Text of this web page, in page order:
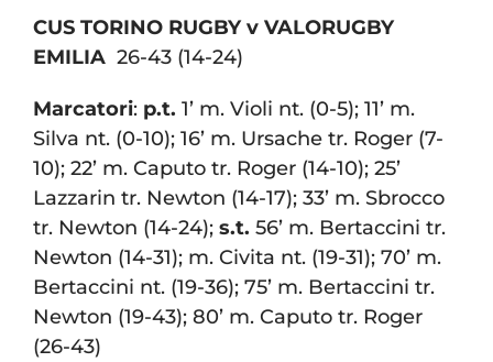
CUS TORINO RUGBY v VALORUGBY
EMILIA 26-43 (14-24)
Marcatori: p.t. 1’ m. Violi nt. (0-5); 11’ m.
Silva nt. (0-10); 16’ m. Ursache tr. Roger (7-
10); 22’ m. Caputo tr. Roger (14-10); 25’
Lazzarin tr. Newton (14-17); 33’ m. Sbrocco
tr. Newton (14-24); s.t. 56’ m. Bertaccini tr.
Newton (14-31); m. Civita nt. (19-31); 70’ m.
Bertaccini nt. (19-36); 75’ m. Bertaccini tr.
Newton (19-43); 80’ m. Caputo tr. Roger
(26-43)